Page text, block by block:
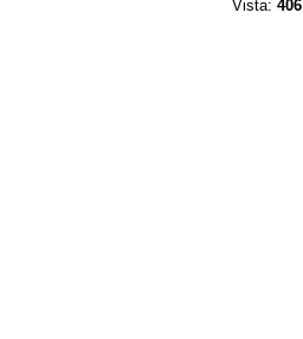
Vista:406